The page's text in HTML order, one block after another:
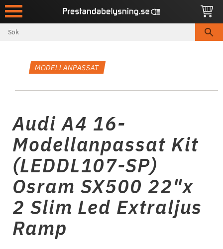
Meny
MODELLANPASSAT
Audi A4 16-
Modellanpassat Kit
(LEDDL107-SP)
Osram SX500 22"x
2 Slim Led Extraljus
Ramp